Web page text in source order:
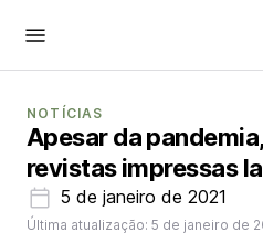
NOTÍCIAS
Apesar da
revistas impressas
5 de janeiro de 2021
Última atualização: 5 de janeiro de